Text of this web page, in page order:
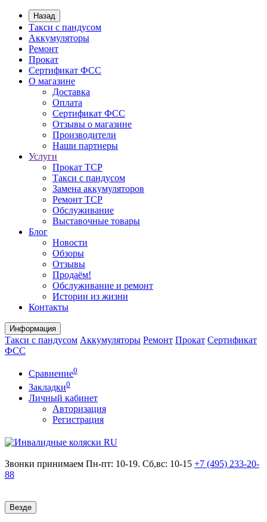
Назад
Такси с пандусом
Аккумуляторы
Ремонт
Прокат
Сертификат ФСС
О магазине
Доставка
Оплата
Сертификат ФСС
Отзывы о магазине
Производители
Наши партнеры
Услуги
Прокат ТСР
Такси с пандусом
Замена аккумуляторов
Ремонт ТСР
Обслуживание
Выставочные товары
Блог
Новости
Обзоры
Отзывы
Продаём!
Обслуживание и ремонт
Истории из жизни
Контакты
Информация
Такси с пандусом Аккумуляторы Ремонт Прокат Сертификат
ФСС
Сравнение0
Закладки0
Личный кабинет
Авторизация
Регистрация
Звонки принимаем Пн-пт: 10-19. Сб,вс: 10-15 +7 (495) 233-20-
88
Везде